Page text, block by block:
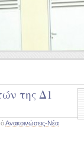
της Δ1
Ανακοινώσεις-Νέα